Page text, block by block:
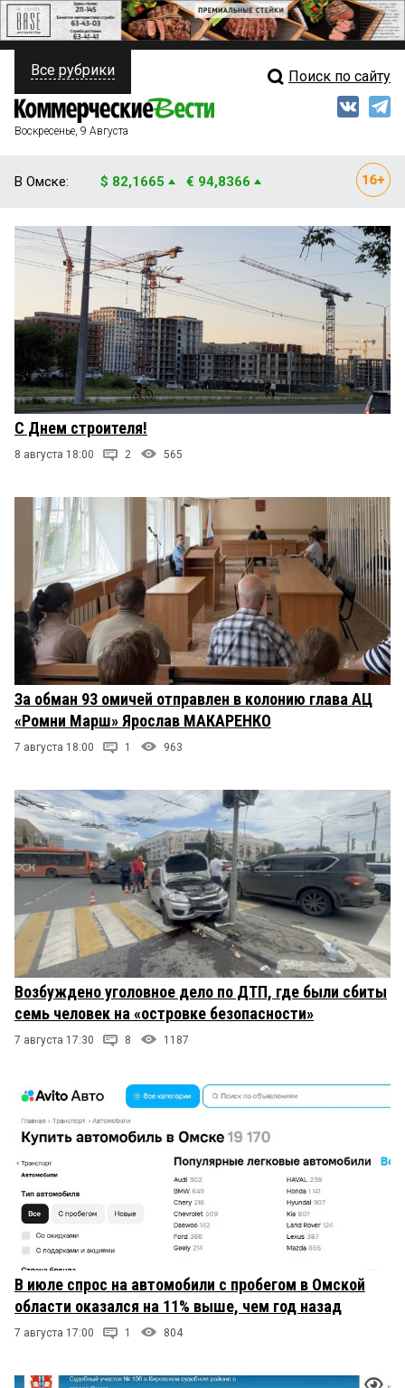
ПОЛИТИКА
ФИНАНСЫ
ОБЩЕСТВО
ЗАКОН
НОВОСТИ КОМПАНИЙ
ПРОИСШЕСТВИЯ
СТИЛЬ ЖИЗНИ
Свежий выпуск
Рейтинги
Блоги
Архив
Все рубрики Поиск по сайту
Воскресенье, 9 Августа
В Омске: $ 82,1665 € 94,8366
С Днем строителя!
8 августа 18:00 2 565
За обман 93 омичей отправлен в колонию глава АЦ
«Ромни Марш» Ярослав МАКАРЕНКО
7 августа 18:00 1 963
Возбуждено уголовное дело по ДТП, где были сбиты
семь человек на «островке безопасности»
7 августа 17:30 8 1187
В июле спрос на автомобили с пробегом в Омской
области оказался на 11% выше, чем год назад
7 августа 17:00 1 804